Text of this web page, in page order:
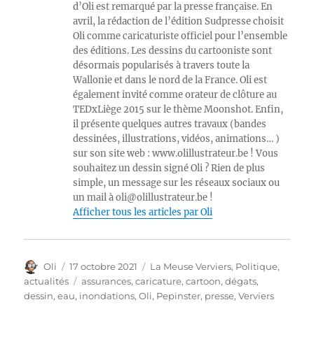
d’Oli est remarqué par la presse française. En
avril, la rédaction de l’édition Sudpresse choisit
Oli comme caricaturiste officiel pour l’ensemble
des éditions. Les dessins du cartooniste sont
désormais popularisés à travers toute la
Wallonie et dans le nord de la France. Oli est
également invité comme orateur de clôture au
TEDxLiège 2015 sur le thème Moonshot. Enfin,
il présente quelques autres travaux (bandes
dessinées, illustrations, vidéos, animations… )
sur son site web : www.olillustrateur.be ! Vous
souhaitez un dessin signé Oli ? Rien de plus
simple, un message sur les réseaux sociaux ou
un mail à oli@olillustrateur.be !
Afficher tous les articles par Oli
Auteur
Oli
Publié
le
17 octobre 2021 Catégories
La Meuse Verviers, Politique,
actualités
Étiquettes
assurances,caricature,cartoon,dégats,
dessin,eau, inondations,Oli, Pepinster, presse,Verviers